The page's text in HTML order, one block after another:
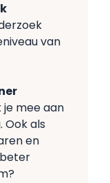
van
mee aan
Ook als
en